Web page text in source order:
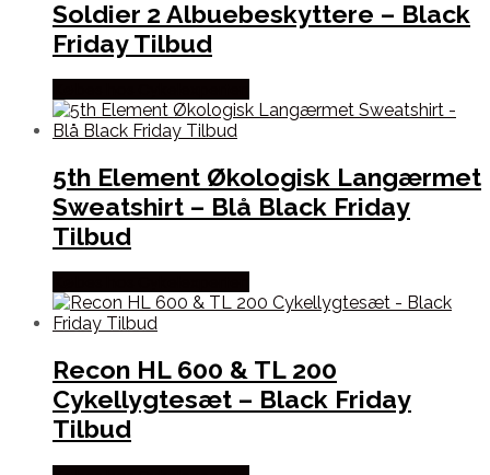
Soldier 2 Albuebeskyttere – Black
Friday Tilbud
5th Element Økologisk Langærmet
Sweatshirt – Blå Black Friday
Tilbud
Recon HL 600 & TL 200
Cykellygtesæt – Black Friday
Tilbud